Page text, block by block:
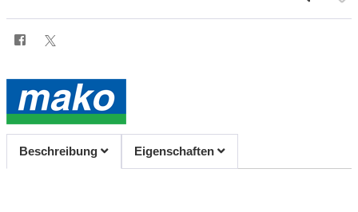
Beschreibung Eigenschaften